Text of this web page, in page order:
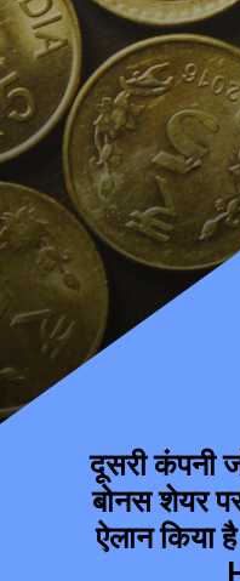
दूसरी कंपनी
बोनस शेयर
ऐलान किया